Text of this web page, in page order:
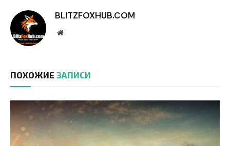
BLITZFOXHUB.COM
Website
ПОХОЖИЕ ЗАПИСИ